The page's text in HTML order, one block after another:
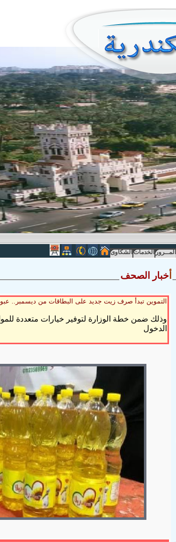
المــرور الخدمات الشكاوى
خبار الصحف
التموين تبدأ صرف زيت جديد على البطاقات من ديسمبر..
وذلك ضمن خطة الوزارة لتوفير خيارات متعددة
الدخول